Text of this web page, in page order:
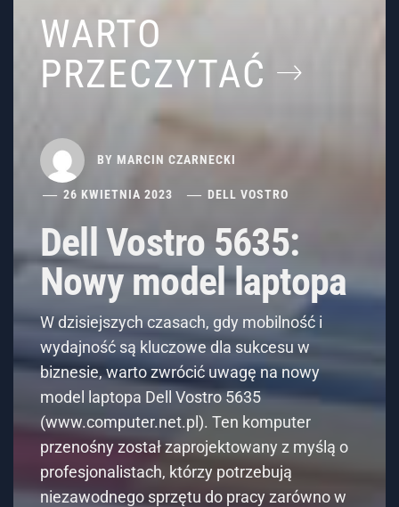
WARTO
PRZECZYTAĆ
BY MARCIN CZARNECKI
26 KWIETNIA 2023 DELL VOSTRO
Dell Vostro 5635:
Nowy model laptopa
W dzisiejszych czasach, gdy mobilność i
wydajność są kluczowe dla sukcesu w
biznesie, warto zwrócić uwagę na nowy
model laptopa Dell Vostro 5635
(www.computer.net.pl). Ten komputer
przenośny został zaprojektowany z myślą o
profesjonalistach, którzy potrzebują
niezawodnego sprzętu do pracy zarówno w